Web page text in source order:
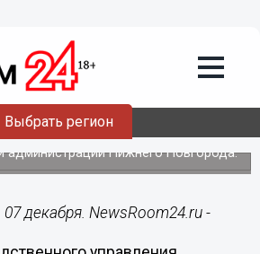
Выбрать регион
СК встретился с
дома на
участие представителями
администрации Нижнего Новгорода.
декабря. NewsRoom24.ru -